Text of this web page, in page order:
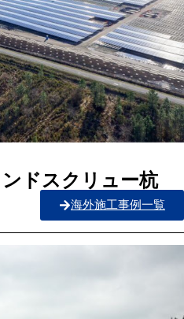
ドスクリュー杭
海外施工事例一覧